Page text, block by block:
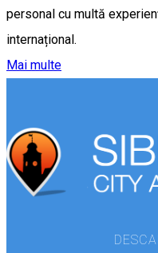
personal cu multă
internațional.
Mai multe